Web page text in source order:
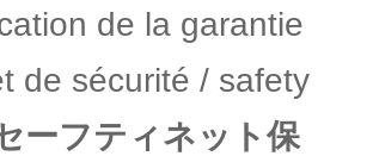
de la garantie
de sécurité / safety
ーフティネット保